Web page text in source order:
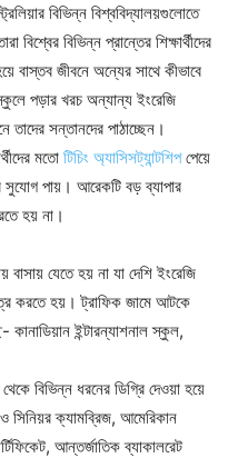
বিভিন্ন বিশ্ববিদ্যালয়গুলোতে
বিভিন্ন প্রান্তের শিক্ষার্থীদের
বাস্তব জীবনে অন্যের সাথে কীভাবে
পড়ার খরচ অন্যান্য ইংরেজি
তাদের সন্তানদের পাঠাচ্ছেন।
মতো টিচিং অ্যাসিসট্যান্টশিপপেয়ে
পায়। আরেকটি বড় ব্যাপার
হয় না।
বাসায় যেতে হয় না যা দেশি ইংরেজি
করতে হয়। ট্রাফিক জামে আটকে
ইন্টারন্যাশনাল স্কুল,
বিভিন্ন ধরনের ডিগ্রি দেওয়া হয়ে
সিনিয়র ক্যামব্রিজ, আমেরিকান
আন্তর্জাতিক ব্যাকালরেট